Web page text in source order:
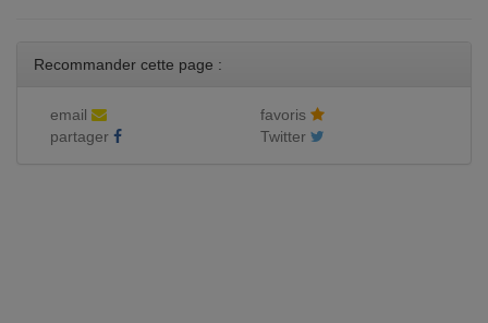
Recommander cette page :
email
favoris
partager
Twitter